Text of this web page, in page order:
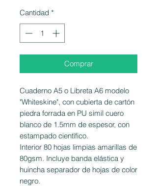
Cantidad *
Comprar
Cuaderno A5 o Libreta A6 modelo
"Whiteskine", con cubierta de cartón
piedra forrada en PU simil cuero
blanco de 1.5mm de espesor, con
estampado cientìfico.
Interior 80 hojas limpias amarillas de
80gsm. Incluye banda elástica y
huincha separador de hojas de color
negro.